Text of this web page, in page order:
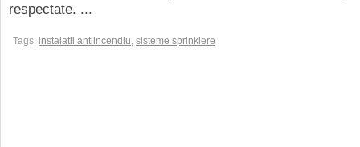
respectate. ...
Tags: instalatii antiincendiu, sisteme sprinklere